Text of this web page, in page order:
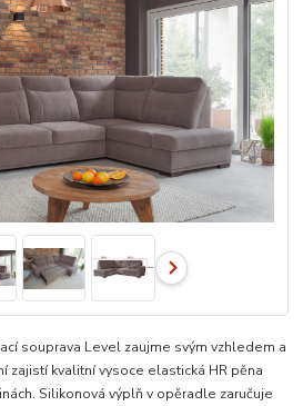
souprava Level zaujme svým vzhledem a
zajistí kvalitní vysoce elastická HR pěna
Silikonová výplň v opěradle zaručuje